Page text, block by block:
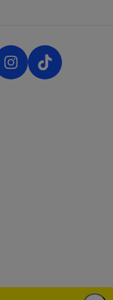
des producteurs et des